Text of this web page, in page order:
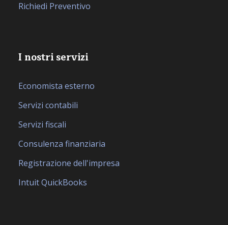
Richiedi Preventivo
I nostri servizi
Economista esterno
Servizi contabili
Servizi fiscali
Consulenza finanziaria
Registrazione dell'impresa
Intuit QuickBooks